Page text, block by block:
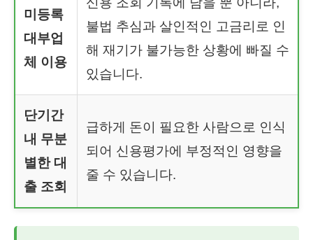
미등록
대부업
체 이용
불법 추심과 살인적인 고금리로 인
해 재기가 불가능한 상황에 빠질 수
있습니다.
단기간
내 무분
별한 대
출 조회
급하게 돈이 필요한 사람으로 인식
되어 신용평가에 부정적인 영향을
줄 수 있습니다.